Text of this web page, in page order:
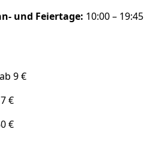
und Feiertage: 10:00 – 19:45
ab 9 €
€
€